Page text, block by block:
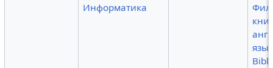
Информатика